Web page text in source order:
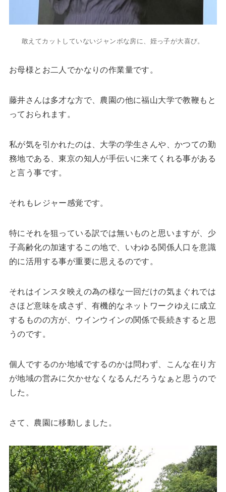
敢えてカットしていないジャンボな房に、姪っ子が大喜び。
お母様とお二人でかなりの作業量です。
藤井さんは多才な方で、農園の他に福山大学で教鞭もと
っておられます。
私が気を引かれたのは、大学の学生さんや、かつての勤
務地である、東京の知人が手伝いに来てくれる事がある
と言う事です。
それもレジャー感覚です。
特にそれを狙っている訳では無いものと思いますが、少
子高齢化の加速するこの地で、いわゆる関係人口を意識
的に活用する事が重要に思えるのです。
それはインスタ映えの為の様な一回だけの気まぐれでは
さほど意味を成さず、有機的なネットワークゆえに成立
するものの方が、ウインウインの関係で長続きすると思
うのです。
個人でするのか地域でするのかは問わず、こんな在り方
が地域の営みに欠かせなくなるんだろうなぁと思うので
した。
さて、農園に移動しました。